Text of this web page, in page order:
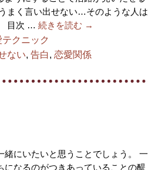
まく言い出せない…そのような人は
目次 … 続きを読む →
クニック
ない, 告白, 恋愛関係
緒にいたいと思うことでしょう。 一
になるのがつきあっていることの醍